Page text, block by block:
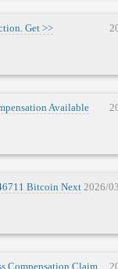
Get >>
poll/
Available
poll/
Вitсоin Next 2026/
Compensation Claim